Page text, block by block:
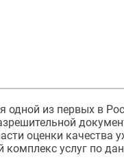
одной из первых в
оценки качества
услуг по